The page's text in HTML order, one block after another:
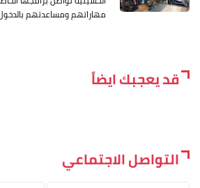
مهاراتهم ومساعدتهم
قد يعجبك ايضاً
التواصل الاجتماعي